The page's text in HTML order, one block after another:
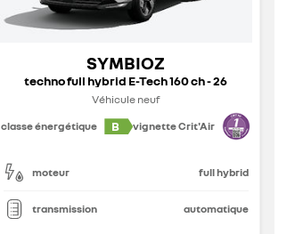
SYMBIOZ
techno full hybrid E-Tech 160 ch - 26
Véhicule neuf
classe énergétique
B vignette Crit'Air
moteur full hybrid
transmission automatique